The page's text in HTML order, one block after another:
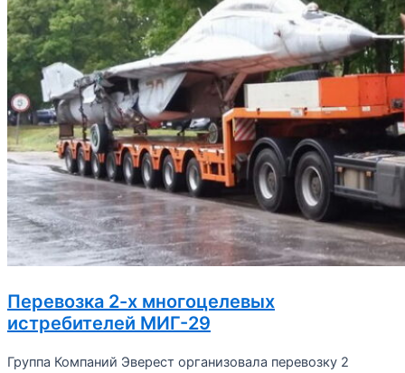
Перевозка 2-х многоцелевых
истребителей МИГ-29
Группа Компаний Эверест организовала перевозку 2